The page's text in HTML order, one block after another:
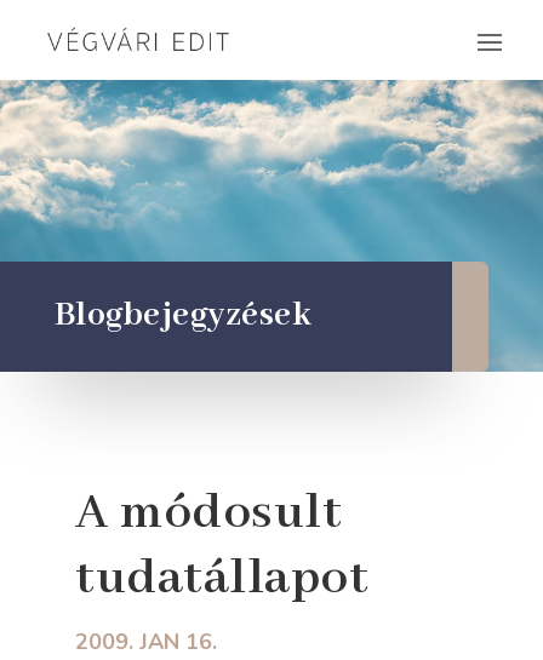
Blogbejegyzések
A módosult
tudatállapot
2009. JAN 16.